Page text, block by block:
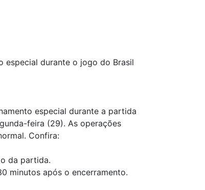
especial durante o jogo do Brasil
especial durante a partida
feira (29). As operações
Confira:
da partida.
minutos após o encerramento.